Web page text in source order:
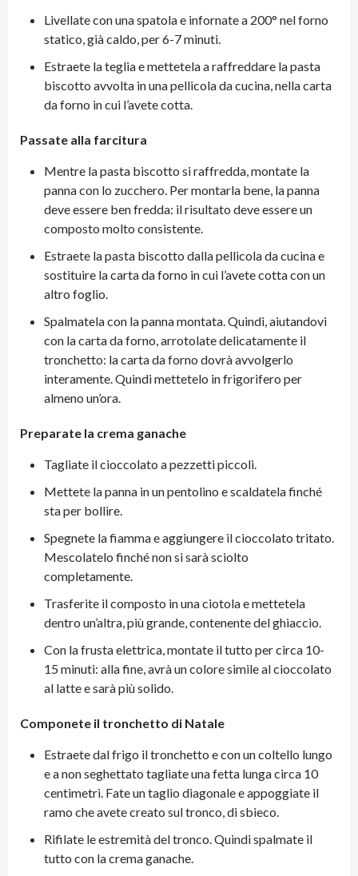
Livellate con una spatola e infornate a 200° nel forno
statico, già caldo, per 6-7 minuti.
Estraete la teglia e mettetela a raffreddare la pasta
biscotto avvolta in una pellicola da cucina, nella carta
da forno in cui l’avete cotta.
Passate alla farcitura
Mentre la pasta biscotto si raffredda, montate la
panna con lo zucchero. Per montarla bene, la panna
deve essere ben fredda: il risultato deve essere un
composto molto consistente.
Estraete la pasta biscotto dalla pellicola da cucina e
sostituire la carta da forno in cui l’avete cotta con un
altro foglio.
Spalmatela con la panna montata. Quindi, aiutandovi
con la carta da forno, arrotolate delicatamente il
tronchetto: la carta da forno dovrà avvolgerlo
interamente. Quindi mettetelo in frigorifero per
almeno un’ora.
Preparate la crema ganache
Tagliate il cioccolato a pezzetti piccoli.
Mettete la panna in un pentolino e scaldatela finché
sta per bollire.
Spegnete la fiamma e aggiungere il cioccolato tritato.
Mescolatelo finché non si sarà sciolto
completamente.
Trasferite il composto in una ciotola e mettetela
dentro un’altra, più grande, contenente del ghiaccio.
Con la frusta elettrica, montate il tutto per circa 10-
15 minuti: alla fine, avrà un colore simile al cioccolato
al latte e sarà più solido.
Componete il tronchetto di Natale
Estraete dal frigo il tronchetto e con un coltello lungo
e a non seghettato tagliate una fetta lunga circa 10
centimetri. Fate un taglio diagonale e appoggiate il
ramo che avete creato sul tronco, di sbieco.
Rifilate le estremità del tronco. Quindi spalmate il
tutto con la crema ganache.